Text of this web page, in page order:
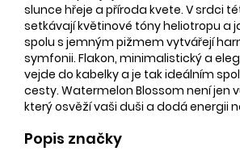
slunce hřeje a příroda kvete. V srdci
setkávají květinové tóny heliotropu a
spolu s jemným pižmem vytvářejí
symfonii. Flakon, minimalistický a
vejde do kabelky a je tak ideálním
cesty. Watermelon Blossom není jen
který osvěží vaši duši a dodá energii
Popis značky